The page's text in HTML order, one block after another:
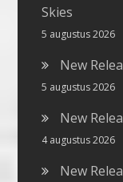
Skies
5 augustus 2026
New
5 augustus 2026
New
4 augustus 2026
New